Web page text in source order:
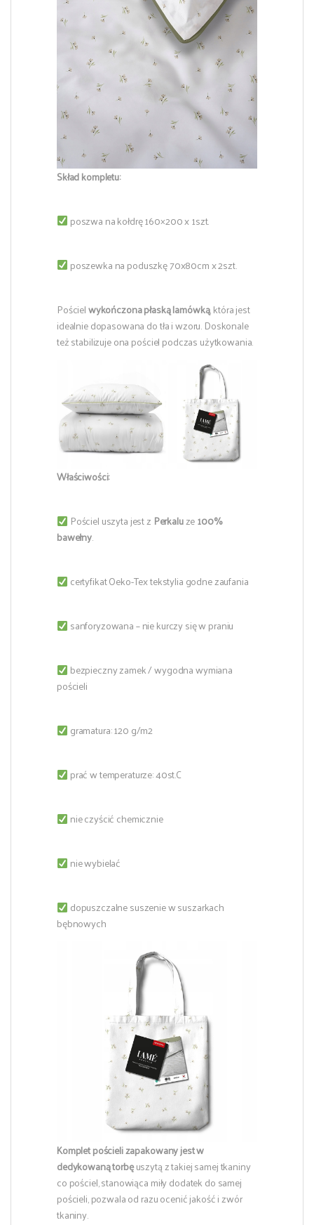
Skład kompletu:
poszwa na kołdrę 160×200 x 1szt.
poszewka na poduszkę 70x80cm x 2szt.
Pościelwykończona płaską lamówką, która jest
idealnie dopasowana do tła i wzoru. Doskonale
też stabilizuje ona pościel podczas użytkowania.
Właściwości:
Pościel uszyta jest z Perkaluze100%
bawełny.
certyfikat Oeko-Tex tekstylia godne zaufania
sanforyzowana – nie kurczy się w praniu
bezpieczny zamek / wygodna wymiana
pościeli
gramatura: 120 g/m2
prać w temperaturze: 40st.C
nie czyścić chemicznie
nie wybielać
dopuszczalne suszenie w suszarkach
bębnowych
Komplet pościeli zapakowany jest w
dedykowaną torbęuszytą z takiej samej tkaniny
co pościel, stanowiąca miły dodatek do samej
pościeli, pozwala od razu ocenić jakość i zwór
tkaniny.